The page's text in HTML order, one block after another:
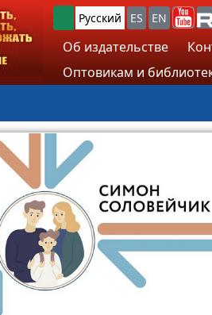
Русский ES EN
Об издательстве
Оптовикам и